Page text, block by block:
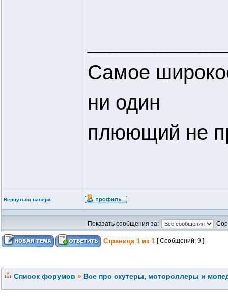
Самое
ни один
плюющий не
Вернуться наверх
Показать сообщения за:
Страница 1 из 1 [ Сообщений: 9 ]
Список форумов » Все про скутеры, мотороллеры и